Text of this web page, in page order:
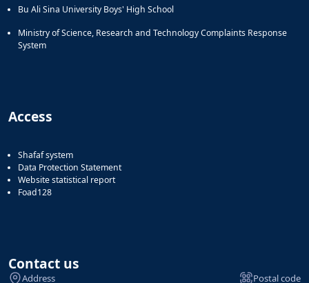
Bu Ali Sina University Boys' High School
Ministry of Science, Research and Technology Complaints Response
System
Access
Shafaf system
Data Protection Statement
Website statistical report
Foad128
Contact us
Address Postal code